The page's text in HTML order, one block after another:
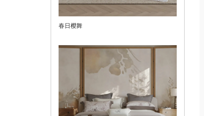
春日樱舞